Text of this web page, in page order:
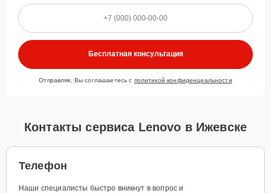
Бесплатная консультация
Отправляя, Вы соглашаетесь с политикой конфиденциальности
Контакты сервиса Lenovo в Ижевске
Телефон
Наши специалисты быстро вникнут в вопрос и